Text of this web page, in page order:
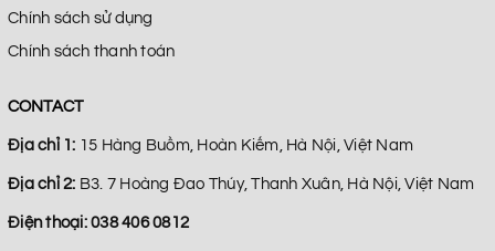
Chính sách sử dụng
Chính sách thanh toán
CONTACT
Địa chỉ 1: 15 Hàng Buồm, Hoàn Kiếm, Hà Nội, Việt Nam
Địa chỉ 2: B3. 7 Hoàng Đao Thúy, Thanh Xuân, Hà Nội, Việt Nam
Điện thoại: 038 406 0812